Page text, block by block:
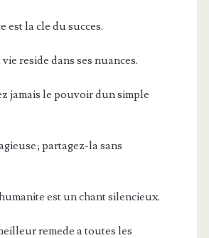
est la cle du succes.
reside dans ses nuances.
jamais le pouvoir dun simple
partagez-la sans
est un chant silencieux.
remede a toutes les